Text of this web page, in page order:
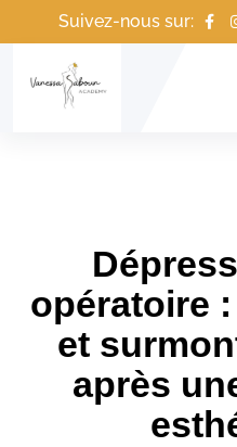
Suivez-nous sur:
opératoire
et
après